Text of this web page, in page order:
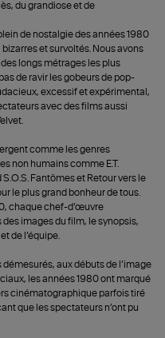
du grandiose et de
de nostalgie des années 1980
et survoltés. Nous avons
longs métrages les plus
de ravir les gobeurs de pop-
excessif et expérimental,
avec des films aussi
comme les genres
non humains comme E.T.
Fantômes et Retour vers le
le plus grand bonheur de tous.
chaque chef-d’œuvre
images du film, le synopsis,
de l’équipe.
aux débuts de l’image
les années 1980 ont marqué
cinématographique parfois tiré
que les spectateurs n’ont pu